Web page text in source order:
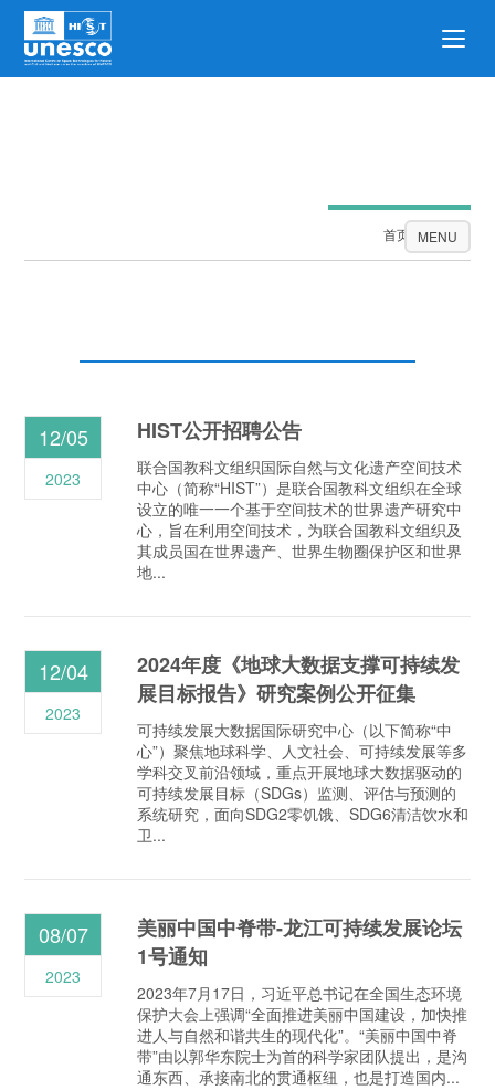
首页 公告栏
MENU
HIST公开招聘公告
联合国教科文组织国际自然与文化遗产空间技术
中心（简称“HIST”）是联合国教科文组织在全球
设立的唯一一个基于空间技术的世界遗产研究中
心，旨在利用空间技术，为联合国教科文组织及
其成员国在世界遗产、世界生物圈保护区和世界
地...
12/05
2023
2024年度《地球大数据支撑可持续发
展目标报告》研究案例公开征集
可持续发展大数据国际研究中心（以下简称“中
心”）聚焦地球科学、人文社会、可持续发展等多
学科交叉前沿领域，重点开展地球大数据驱动的
可持续发展目标（SDGs）监测、评估与预测的
系统研究，面向SDG2零饥饿、SDG6清洁饮水和
卫...
12/04
2023
美丽中国中脊带-龙江可持续发展论坛
1号通知
2023年7月17日，习近平总书记在全国生态环境
保护大会上强调“全面推进美丽中国建设，加快推
进人与自然和谐共生的现代化”。“美丽中国中脊
带”由以郭华东院士为首的科学家团队提出，是沟
通东西、承接南北的贯通枢纽，也是打造国内...
08/07
2023